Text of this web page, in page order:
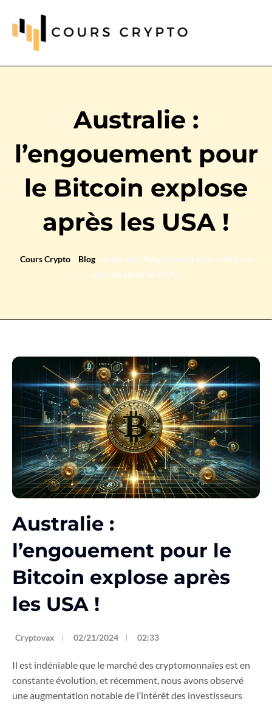
Australie :
l’engouement pour
le Bitcoin explose
après les USA !
Cours Crypto » Blog » Australie : l’engouement pour le Bitcoin
explose après les USA !
Australie :
l’engouement pour le
Bitcoin explose après
les USA !
Cryptovax 02/21/2024 02:33
Il est indéniable que le marché des cryptomonnaies est en
constante évolution, et récemment, nous avons observé
une augmentation notable de l’intérêt des investisseurs